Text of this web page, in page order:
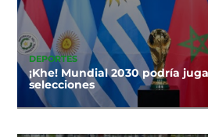
DEPORTES
¡Khe! Mundial 2030 podría
selecciones